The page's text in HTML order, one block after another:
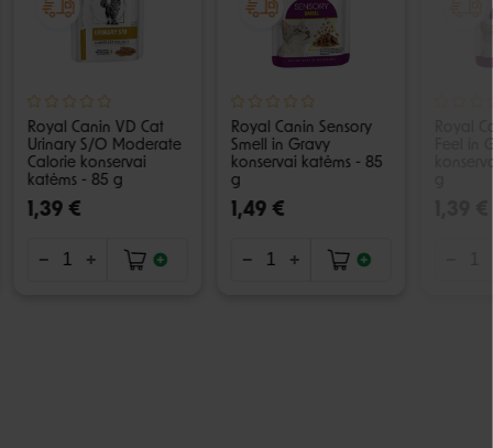
Royal Canin VD Cat
Urinary S/O Moderate
Calorie konservai
katėms - 85 g
1,39 €
Royal Canin Sensory
Smell in Gravy
konservai katėms - 85
g
1,49 €
Royal
Feel in